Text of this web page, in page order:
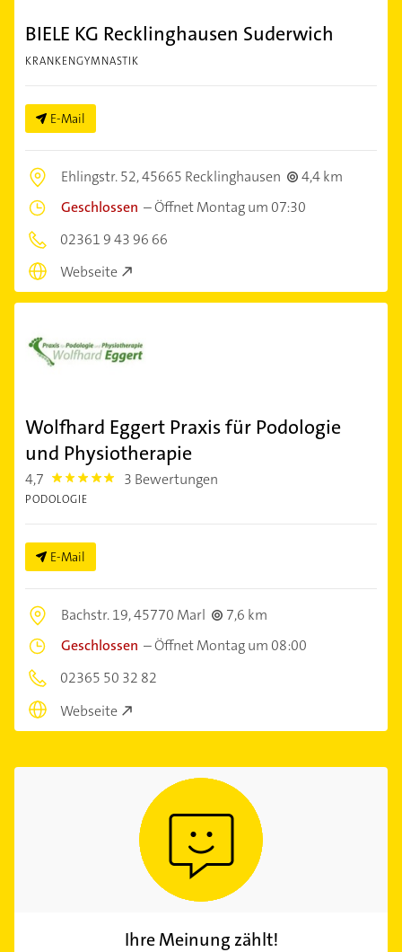
BIELE KG Recklinghausen Suderwich
KRANKENGYMNASTIK
E-Mail
Ehlingstr. 52,45665 Recklinghausen
4,4 km
Geschlossen –Öffnet Montag um 07:30
02361 9 43 96 66
Webseite
Wolfhard Eggert Praxis für Podologie
und Physiotherapie
4,7 4.7000003 3 Bewertungen
PODOLOGIE
E-Mail
Bachstr. 19,45770 Marl
7,6 km
Geschlossen –Öffnet Montag um 08:00
02365 50 32 82
Webseite
Ihre Meinung zählt!